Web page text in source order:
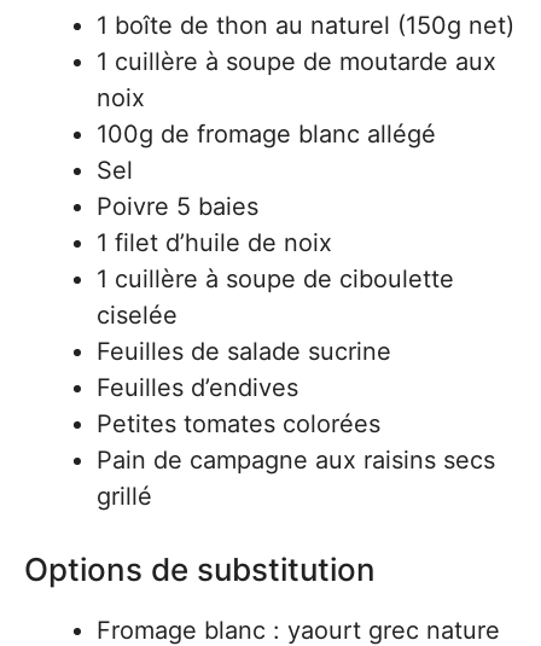
1 boîte de thon au naturel (150g net)
1 cuillère à soupe de moutarde aux
noix
100g de fromage blanc allégé
Sel
Poivre 5 baies
1 filet d’huile de noix
1 cuillère à soupe de ciboulette
ciselée
Feuilles de salade sucrine
Feuilles d’endives
Petites tomates colorées
Pain de campagne aux raisins secs
grillé
Options de substitution
Fromage blanc : yaourt grec nature